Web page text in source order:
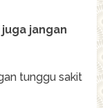
jangan
tunggu sakit